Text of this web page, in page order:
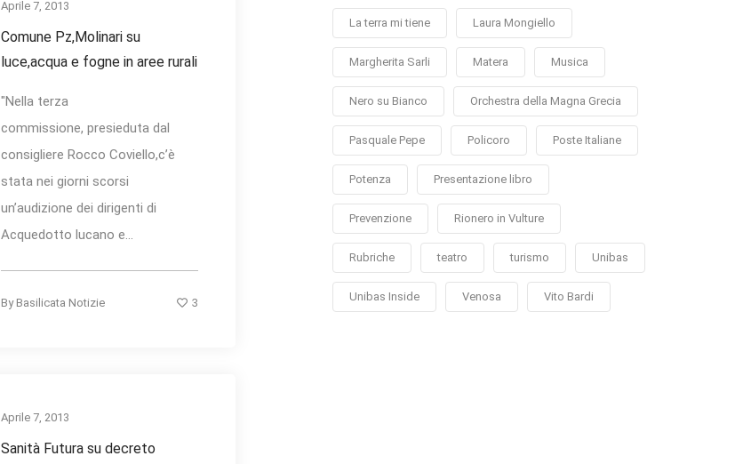
Aprile 7, 2013
Comune Pz,Molinari su
luce,acqua e fogne in aree rurali
"Nella terza
commissione, presieduta dal
consigliere Rocco Coviello,c’è
stata nei giorni scorsi
un’audizione dei dirigenti di
Acquedotto lucano e...
By Basilicata Notizie 3
Aprile 7, 2013
Sanità Futura su decreto
La terra mi tiene Laura Mongiello
Margherita Sarli Matera Musica
Nero su Bianco Orchestra della Magna Grecia
Pasquale Pepe Policoro Poste Italiane
Potenza Presentazione libro
Prevenzione Rionero in Vulture
Rubriche teatro turismo Unibas
Unibas Inside Venosa Vito Bardi